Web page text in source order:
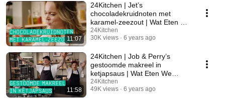
Veel kijkplezier!
11:07
24Kitchen | Jet’s
chocoladekruidnoten met
karamel-zeezout | Wat Eten We
Vandaag? | Sinterklaas
24Kitchen
30K views
6 years ago
11:58
24Kitchen | Job & Perry’s
gestoomde makreel in
ketjapsaus | Wat Eten We
Vandaag? | Afl. 257
24Kitchen
49K views
6 years ago